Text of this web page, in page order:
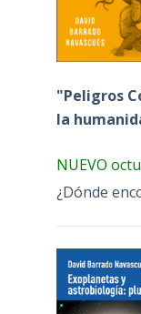
"Peligros
la
NUEVO
¿Dónde